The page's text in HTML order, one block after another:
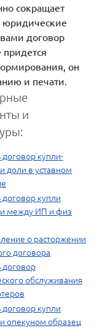
сокращает
юридические
договор
он
и печати.
и
договор купли-
доли в уставном
договор купли
между ИП и физ
о расторжении
договора
договор
обслуживания
договор купли
опекуном образец